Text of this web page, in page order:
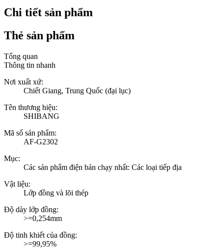
Chi tiết sản phẩm
Thẻ sản phẩm
Tổng quan
Thông tin nhanh
Nơi xuất xứ:
Chiết Giang, Trung Quốc (đại lục)
Tên thương hiệu:
SHIBANG
Mã số sản phẩm:
AF-G2302
Mục:
Các sản phẩm điện bán chạy nhất: Các loại tiếp địa
Vật liệu:
Lớp đồng và lõi thép
Độ dày lớp đồng:
>=0,254mm
Độ tinh khiết của đồng:
>=99,95%